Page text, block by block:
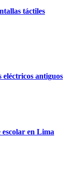
táctiles
eléctricos antiguos
en Lima